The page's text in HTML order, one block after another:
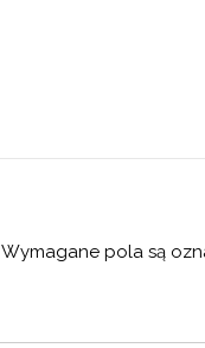
Wymagane pola są